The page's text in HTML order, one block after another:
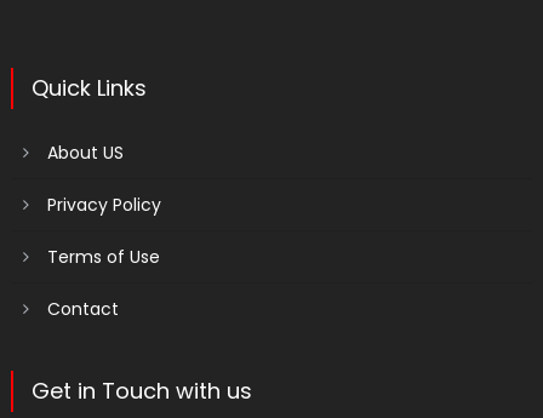
Quick Links
About US
Privacy Policy
Terms of Use
Contact
Get in Touch with us